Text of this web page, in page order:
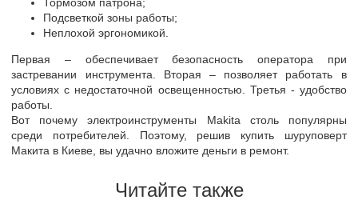
Подсветкой зоны работы;
Неплохой эргономикой.
Первая – обеспечивает безопасность оператора при
застревании инструмента. Вторая – позволяет работать в
условиях с недостаточной освещенностью. Третья - удобство
работы.
Вот почему электроинструменты Makita столь популярны
среди потребителей. Поэтому, решив купить шуруповерт
Макита в Киеве, вы удачно вложите деньги в ремонт.
Читайте также